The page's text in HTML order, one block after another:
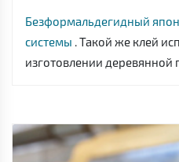
Безформальдегидный
системы . Такой же клей
изготовлении деревянной